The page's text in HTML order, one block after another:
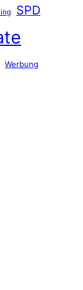
SPD
Werbung